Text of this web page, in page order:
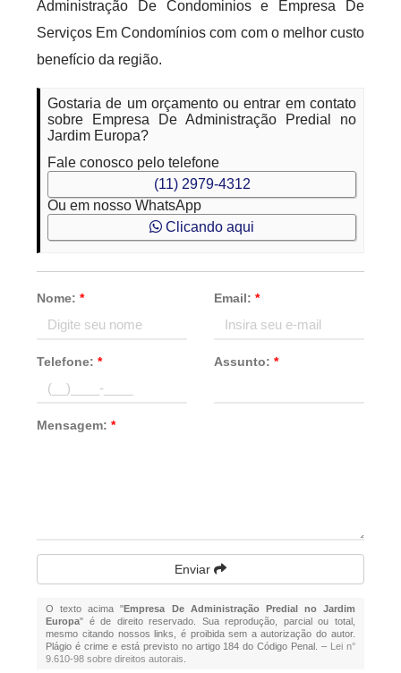
Administração De Condominios e Empresa De
Serviços Em Condomínios com com o melhor custo
benefício da região.
Gostaria de um orçamento ou entrar em contato
sobre Empresa De Administração Predial no
Jardim Europa?
Fale conosco pelo telefone
(11) 2979-4312
Ou em nosso WhatsApp
Clicando aqui
Nome:* Email: *
Telefone:* Assunto: *
Mensagem:*
Enviar
O texto acima "Empresa De Administração Predial no Jardim
Europa" é de direito reservado. Sua reprodução, parcial ou total,
mesmo citando nossos links, é proibida sem a autorização do autor.
Plágio é crime e está previsto no artigo 184 do Código Penal. – Lei n°
9.610-98 sobre direitos autorais